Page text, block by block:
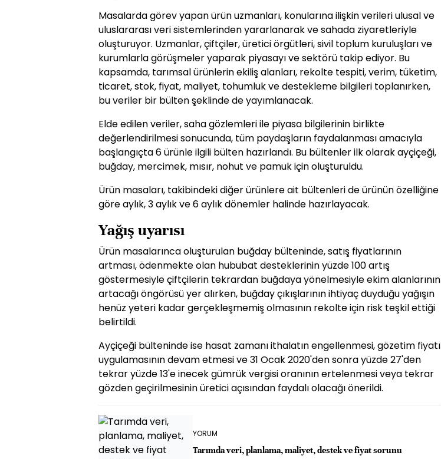
Masalarda görev yapan ürün uzmanları, konularına ilişkin verileri ulusal ve
uluslararası veri sistemlerinden yararlanarak ve sahada ziyaretleriyle
oluşturuyor. Uzmanlar, çiftçiler, üretici örgütleri, sivil toplum kuruluşları ve
kurumlarla görüşmeler yaparak piyasayı ve sektörü takip ediyor. Bu
kapsamda, tarımsal ürünlerin ekiliş alanları, rekolte tespiti, verim, tüketim,
ticaret, stok, fiyat, maliyet, tohumluk ve destekleme bilgileri toplanırken,
bu veriler bir bülten şeklinde de yayımlanacak.
Elde edilen veriler, saha gözlemleri ile piyasa bilgilerinin birlikte
değerlendirilmesi sonucunda, tüm paydaşların faydalanması amacıyla
başlangıçta 6 ürünle ilgili bülten hazırlandı. Bu bültenler ilk olarak ayçiçeği,
buğday, mercimek, mısır, nohut ve pamuk için oluşturuldu.
Ürün masaları, takibindeki diğer ürünlere ait bültenleri de ürünün özelliğine
göre aylık, 3 aylık ve 6 aylık dönemler halinde hazırlayacak.
Yağış uyarısı
Ürün masalarınca oluşturulan buğday bülteninde, satış fiyatlarının
artması, ödenmekte olan hububat desteklerinin yüzde 100 artış
göstermesiyle çiftçilerin tekrardan buğdaya yönelmesiyle ekim alanlarının
artacağı öngörüsü yer alırken, buğday çıkışlarının ihtiyaç duyduğu yağışın
henüz yeteri kadar gerçekleşmemiş olmasının rekolte için risk teşkil ettiği
belirtildi.
Ayçiçeği bülteninde ise hasat zamanı ithalatın engellenmesi, gözetim fiyatı
uygulamasının devam etmesi ve 31 Ocak 2020'den sonra yüzde 27'den
tekrar yüzde 13'e inecek gümrük vergisi oranının ertelenmesi veya tekrar
gözden geçirilmesinin üretici açısından faydalı olacağı önerildi.
YORUM
Tarımda veri, planlama, maliyet, destek ve fiyat sorunu